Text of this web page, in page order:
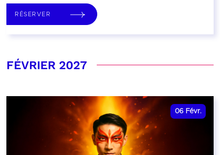
RÉSERVER
FÉVRIER 2027
06 Févr.